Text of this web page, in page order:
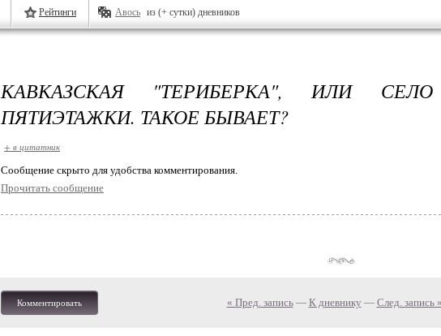
Рейтинги Авось из (+ сутки) дневников
КАВКАЗСКАЯ "ТЕРИБЕРКА", ИЛИ
ПЯТИЭТАЖКИ. ТАКОЕ БЫВАЕТ?
+ в цитатник
Cообщение скрыто для удобства комментирования.
Прочитать сообщение
Комментировать « Пред. запись— К дневнику — След. запись »